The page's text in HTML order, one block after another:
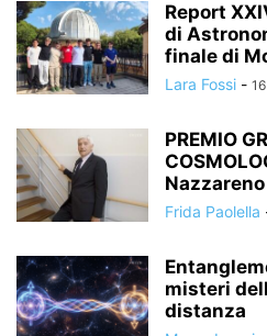
Report
di
finale di
Lara Fossi -
PREMIO
Frida Paolella
misteri
distanza